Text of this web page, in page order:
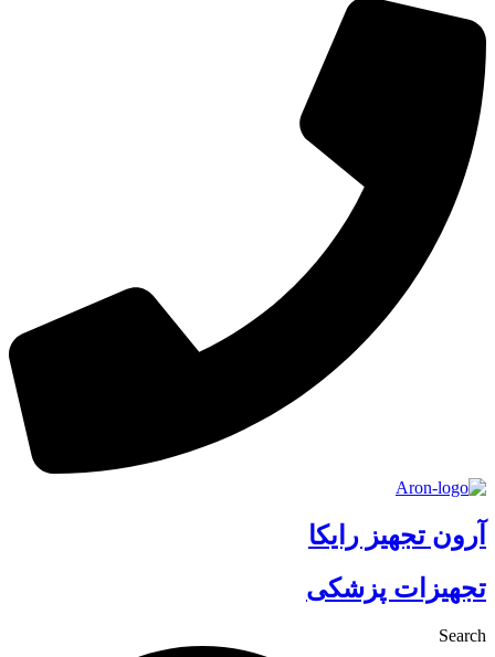
آرون تجهیز رایکا
تجهیزات پزشکی
Search